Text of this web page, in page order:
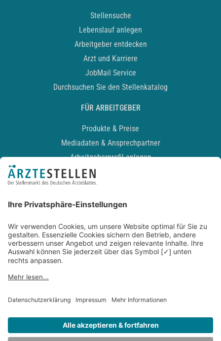
Stellensuche
Lebenslauf anlegen
Arbeitgeber entdecken
Arzt und Karriere
JobMail Service
Durchsuchen Sie den Stellenkatalog
FÜR ARBEITGEBER
Produkte & Preise
Mediadaten & Ansprechpartner
Arbeitgeberprofil anlegen
Recruiting-Podcast
Kontakt
Datenschutz
Newsletter